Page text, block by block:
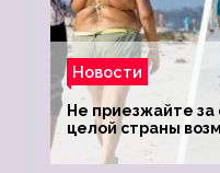
Новости
Не приезжайте за
целой страны
туристки
обзавестись